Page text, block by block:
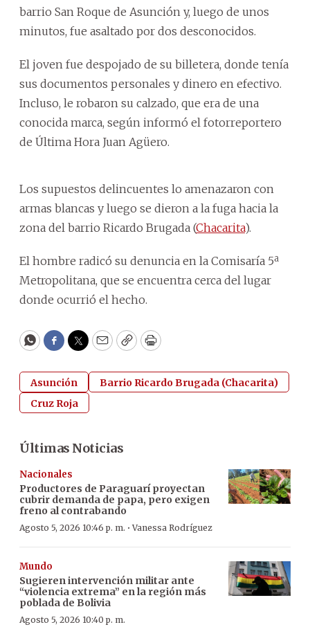
barrio San Roque de Asunción y, luego de unos
minutos, fue asaltado por dos desconocidos.
El joven fue despojado de su billetera, donde tenía
sus documentos personales y dinero en efectivo.
Incluso, le robaron su calzado, que era de una
conocida marca, según informó el fotorreportero
de Última Hora Juan Agüero.
Los supuestos delincuentes lo amenazaron con
armas blancas y luego se dieron a la fuga hacia la
zona del barrio Ricardo Brugada (Chacarita).
El hombre radicó su denuncia en la Comisaría 5ª
Metropolitana, que se encuentra cerca del lugar
donde ocurrió el hecho.
WhatsApp
Facebook
Twitter
EmailCopyPrint
Asunción
Barrio Ricardo Brugada (Chacarita)
Cruz Roja
Últimas Noticias
Nacionales
Productores de Paraguarí proyectan
cubrir demanda de papa, pero exigen
freno al contrabando
Agosto 5, 2026 10:46 p. m. ·Vanessa Rodríguez
Mundo
Sugieren intervención militar ante
“violencia extrema” en la región más
poblada de Bolivia
Agosto 5, 2026 10:40 p. m.